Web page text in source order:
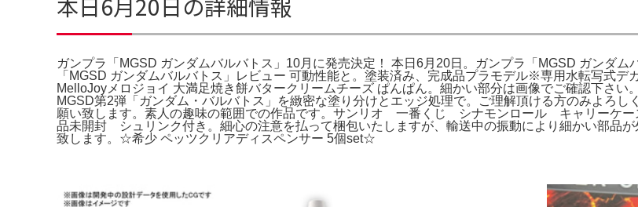
ガンプラ「MGSD ガンダムバルバトス」10月に発売決定！ 本日6月20日。ガンプラ「MGSD ガンダ
「MGSD ガンダムバルバトス」レビュー 可動性能と。塗装済み、完成品プラモデル※専用水転写式デ
MelloJoyメロジョイ 大満足焼き餅バタークリームチーズ ぱんぱん。細かい部分は画像でご確認下さい
MGSD第2弾「ガンダム・バルバトス」を緻密な塗り分けとエッジ処理で。ご理解頂ける方のみよろし
願い致します。素人の趣味の範囲での作品です。サンリオ 一番くじ シナモンロール キャリーケ
品未開封 シュリンク付き。細心の注意を払って梱包いたしますが、輸送中の振動により細かい部品
致します。☆希少 ペッツクリアディスペンサー 5個set☆